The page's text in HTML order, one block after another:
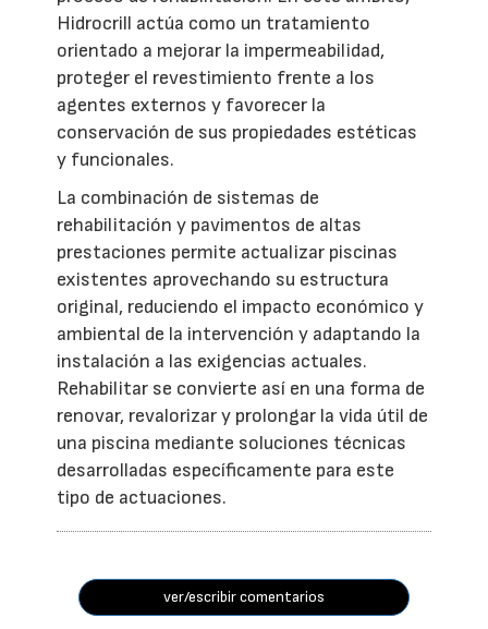
Hidrocrill actúa como un tratamiento
orientado a mejorar la impermeabilidad,
proteger el revestimiento frente a los
agentes externos y favorecer la
conservación de sus propiedades estéticas
y funcionales.
La combinación de sistemas de
rehabilitación y pavimentos de altas
prestaciones permite actualizar piscinas
existentes aprovechando su estructura
original, reduciendo el impacto económico y
ambiental de la intervención y adaptando la
instalación a las exigencias actuales.
Rehabilitar se convierte así en una forma de
renovar, revalorizar y prolongar la vida útil de
una piscina mediante soluciones técnicas
desarrolladas específicamente para este
tipo de actuaciones.
ver/escribir comentarios